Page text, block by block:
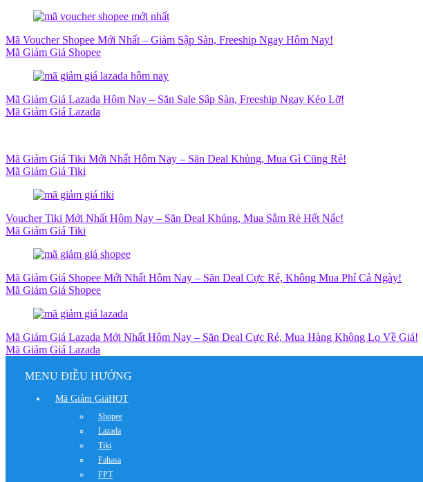
Mã Voucher Shopee Mới Nhất – Giảm Sập Sàn, Freeship Ngay Hôm Nay!
Mã Giảm Giá Shopee
Mã Giảm Giá Lazada Hôm Nay – Săn Sale Sập Sàn, Freeship Ngay Kẻo Lỡ!
Mã Giảm Giá Lazada
Mã Giảm Giá Tiki Mới Nhất Hôm Nay – Săn Deal Khủng, Mua Gì Cũng Rẻ!
Mã Giảm Giá Tiki
Voucher Tiki Mới Nhất Hôm Nay – Săn Deal Khủng, Mua Sắm Rẻ Hết Nấc!
Mã Giảm Giá Tiki
Mã Giảm Giá Shopee Mới Nhất Hôm Nay – Săn Deal Cực Rẻ, Không Mua Phí Cả Ngày!
Mã Giảm Giá Shopee
Mã Giảm Giá Lazada Mới Nhất Hôm Nay – Săn Deal Cực Rẻ, Mua Hàng Không Lo Về Giá!
Mã Giảm Giá Lazada
MENU ĐIỀU HƯỚNG
Mã Giảm GiáHOT
Shopee
Lazada
Tiki
Fahasa
FPT